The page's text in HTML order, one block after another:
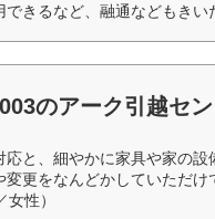
できるなど、融通などもきい
のアーク引越セ
応と、細やかに家具や家の
変更をなんどかしていただけ
女性）